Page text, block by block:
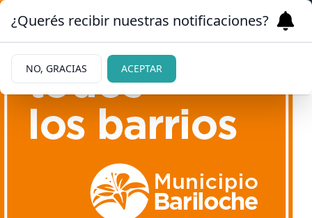
Julián Weich expuso cómo
ayudó su hijo Momo "el
¿Querés recibir nuestras notificaciones?
NO, GRACIAS ACEPTAR